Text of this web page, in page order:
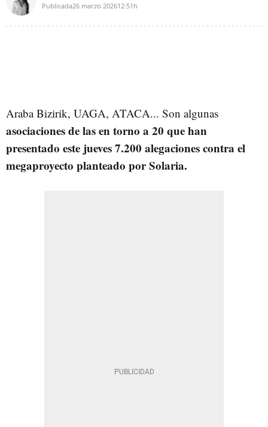
Publicada26 marzo 202612:51h
Araba Bizirik, UAGA, ATACA... Son algunas
asociaciones de las en torno a 20 que han
presentado este jueves 7.200 alegaciones contra el
megaproyecto planteado por Solaria.